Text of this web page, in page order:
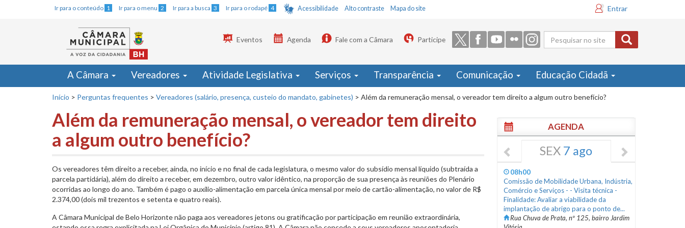
Ir para o conteúdo 1 Ir para o menu 2 Ir para a busca 3 Ir para o rodapé 4 Acessibilidade Alto contraste Mapa do site Entrar
Formulário
de busca
Eventos Agenda Fale com a Câmara Participe
A Câmara Vereadores Atividade Legislativa Serviços Transparência Comunicação Educação Cidadã
Início > Perguntas frequentes > Vereadores (salário, presença, custeio do mandato, gabinetes) > Além da remuneração mensal, o vereador tem direito a algum outro benefício?
Além da remuneração mensal, o vereador tem direito
a algum outro benefício?
Os vereadores têm direito a receber, ainda, no início e no final de cada legislatura, o mesmo valor do subsídio mensal líquido (subtraída a
parcela partidária), além do direito a receber, em dezembro, outro valor idêntico, na proporção de sua presença às reuniões do Plenário
ocorridas ao longo do ano. Também é pago o auxílio-alimentação em parcela única mensal por meio de cartão-alimentação, no valor de R$
2.374,00 (dois mil trezentos e setenta e quatro reais).
A Câmara Municipal de Belo Horizonte não paga aos vereadores jetons ou gratificação por participação em reunião extraordinária,
AGENDA
SEX 7 ago
08h00
Comissão de Mobilidade Urbana, Indústria,
Comércio e Serviços - - Visita técnica -
Finalidade: Avaliar a viabilidade da
implantação de abrigo para o ponto de...
Rua Chuva de Prata, nº 125, bairro Jardim